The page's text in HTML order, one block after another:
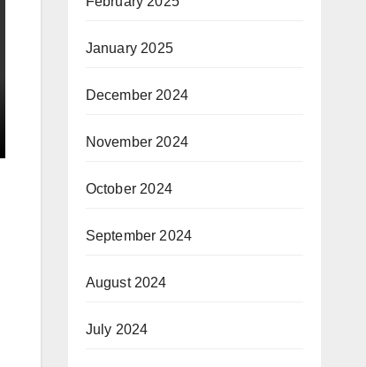
January 2025
December 2024
November 2024
October 2024
September 2024
August 2024
July 2024